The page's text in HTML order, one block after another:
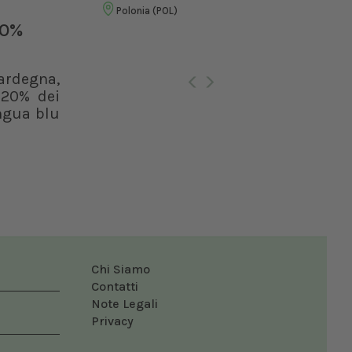
dei
blu
Chi Siamo
Contatti
Note Legali
Privacy